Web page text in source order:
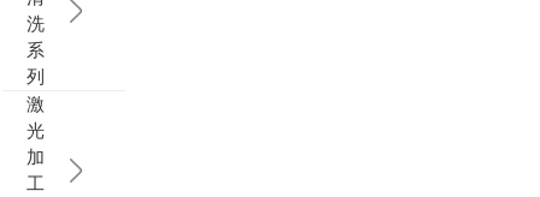
洗
系
列
激
光
加
工